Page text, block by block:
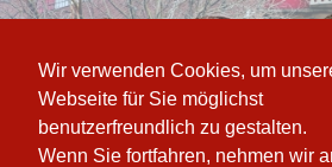
Wir verwenden Cookies, um
Webseite für Sie möglichst
benutzerfreundlich zu gestalten.
Wenn Sie fortfahren, nehmen wir